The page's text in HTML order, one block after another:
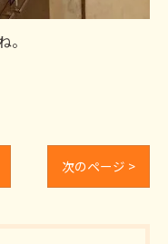
次のページ >